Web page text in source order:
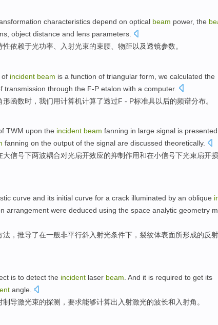
characteristics depend on optical beam power, the
object distance and lens parameters
性依赖于光功率 入射光束的束腰 物距以及透镜参数。
of incident beam is a function of triangular form, we calculated the
transmission through the F-P etalon with a computer.
形函数时， 我们用计算机计算了透过F - P标准具以后的频谱分布。
TWM upon the incident beam fanning in large signal is presented
fanning on the output of the signal are discussed theoretically.
大信号下两波耦合对光扇开效应的抑制作用和在小信号下光束扇开
curve and its initial curve for a crack illuminated by an oblique
arrangement were deduced using the space analytic geometry
法， 推导了在一般非平行斜入射光条件下， 裂纹体表面所形成的反射
is to detect the incident laser beam . And it is required to get its
angle.
制导激光束的探测 ， 要求能够计算出 入射激光的波长和 入射角 。